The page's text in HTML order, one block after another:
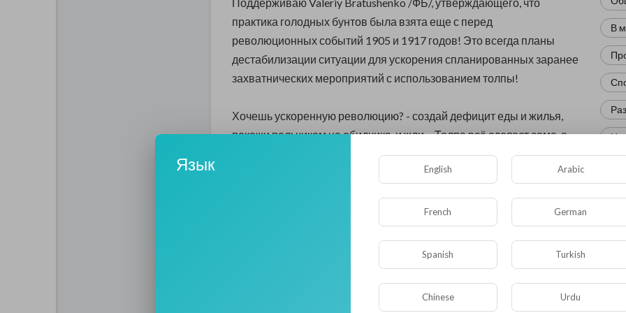
практика голодных бунтов была взята еще с перед
революционных событий 1905 и 1917 годов! Это всегда планы
дестабилизации ситуации для ускорения спланированных заранее
захватнических мероприятий с использованием толпы!
Хочешь ускоренную революцию? - создай дефицит еды и жилья,
покажи пальчиком на обидчика, и жди.... Толпа всё сделает сама, а
манипулятор БЕЗ особых затрат проведет СПЕЦОПЕРАЦИЮ.
дефицит еды и чем это закончилось для СССР?
С помощью ограничений намеренно разжигались
сеператистские настроения. Людям внушали, что все их беды
В
Язык English Arabic
French German
Spanish Turkish
Chinese Urdu